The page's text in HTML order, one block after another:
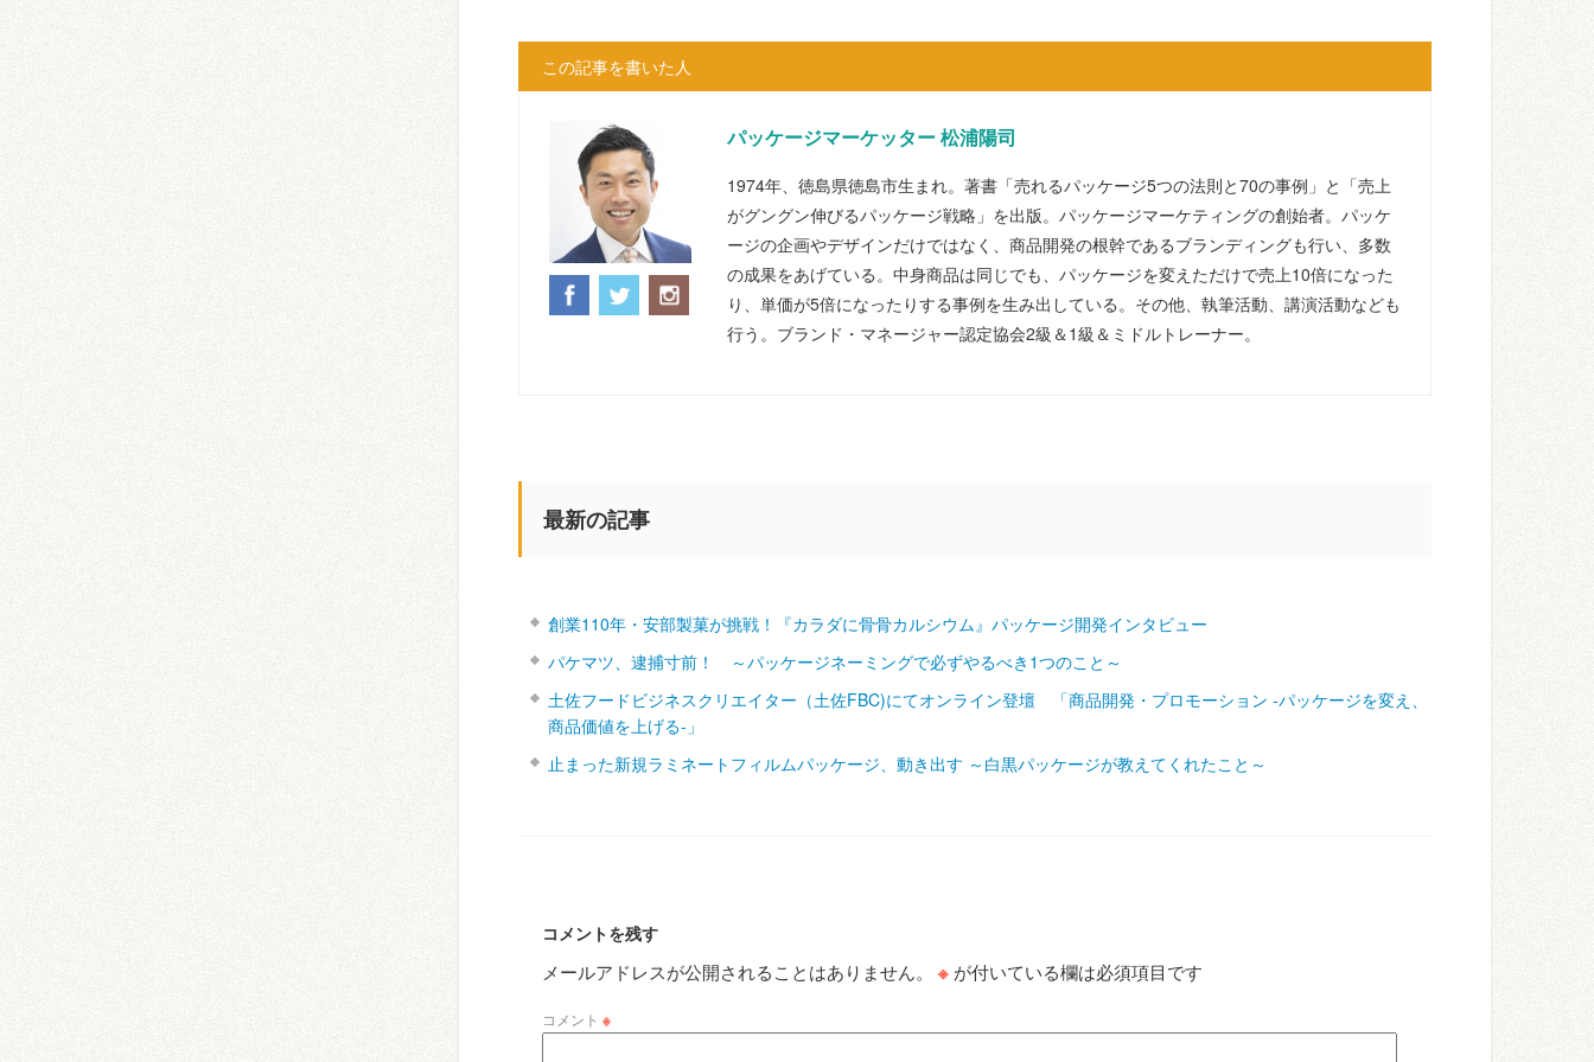
この記事を書いた人
パッケージマーケッター 松浦陽司
1974年、徳島県徳島市生まれ。著書「売れるパッケージ5つの法則と70の事例」と「売上
がグングン伸びるパッケージ戦略」を出版。パッケージマーケティングの創始者。パッケ
ージの企画やデザインだけではなく、商品開発の根幹であるブランディングも行い、多数
の成果をあげている。中身商品は同じでも、パッケージを変えただけで売上10倍になった
り、単価が5倍になったりする事例を生み出している。その他、執筆活動、講演活動なども
行う。ブランド・マネージャー認定協会2級＆1級＆ミドルトレーナー。
最新の記事
創業110年・安部製菓が挑戦！『カラダに骨骨カルシウム』パッケージ開発インタビュー
パケマツ、逮捕寸前！ ～パッケージネーミングで必ずやるべき1つのこと～
土佐フードビジネスクリエイター（土佐FBC)にてオンライン登壇 「商品開発・プロモーション ‐パッケージを変え、
商品価値を上げる‐」
止まった新規ラミネートフィルムパッケージ、動き出す ～白黒パッケージが教えてくれたこと～
コメントを残す
メールアドレスが公開されることはありません。 ※ が付いている欄は必須項目です
コメント ※